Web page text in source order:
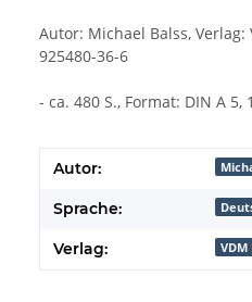
Autor: Michael Balss, Verlag:
925480-36-6
- ca. 480 S., Format: DIN A
Autor:
Sprache:
Verlag: